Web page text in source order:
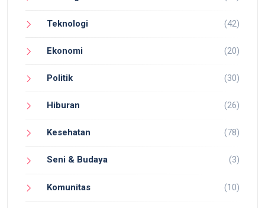
Teknologi (42)
Ekonomi (20)
Politik (30)
Hiburan (26)
Kesehatan (78)
Seni & Budaya (3)
Komunitas (10)